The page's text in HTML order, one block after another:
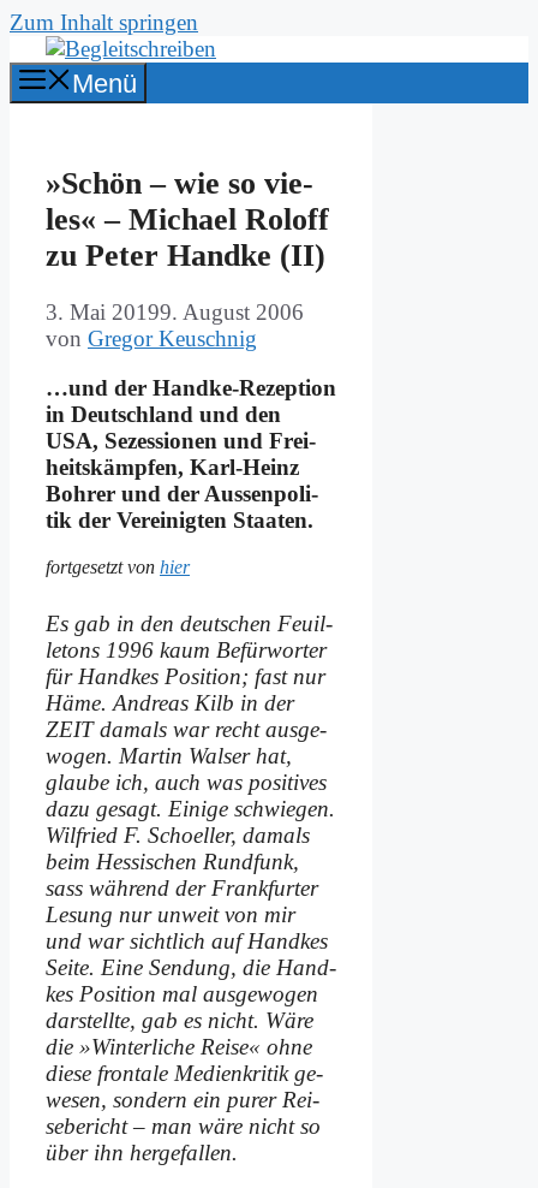
Zum Inhalt springen
Menü
»Schön – wie so vie­
les« – Mi­cha­el Rol­off
zu Pe­ter Hand­ke (II)
3. Mai 20199. August 2006
von Gregor Keuschnig
…und der Hand­ke-Re­zep­ti­on
in Deutsch­land und den
USA, Se­zes­sio­nen und Frei­
heits­kämp­fen, Karl-Heinz
Boh­rer und der Au­ssen­po­li­
tik der Ver­ei­nig­ten Staa­ten.
fort­ge­setzt von hier
Es gab in den deut­schen Feuil­
le­tons 1996 kaum Be­für­wor­ter
für Hand­kes Po­si­ti­on; fast nur
Hä­me. An­dre­as Kilb in der
ZEIT da­mals war recht aus­ge­
wo­gen. Mar­tin Wal­ser hat,
glau­be ich, auch was po­si­ti­ves
da­zu ge­sagt. Ei­ni­ge schwie­gen.
Wil­fried F. Schoel­ler, da­mals
beim Hes­si­schen Rund­funk,
sass wäh­rend der Frank­fur­ter
Le­sung nur un­weit von mir
und war sicht­lich auf Hand­kes
Sei­te. Ei­ne Sen­dung, die Hand­
kes Po­si­ti­on mal aus­ge­wo­gen
dar­stell­te, gab es nicht. Wä­re
die »Win­ter­li­che Rei­se« oh­ne
die­se fron­ta­le Me­di­en­kri­tik ge­
we­sen, son­dern ein pu­rer Rei­
se­be­richt – man wä­re nicht so
über ihn her­ge­fal­len.